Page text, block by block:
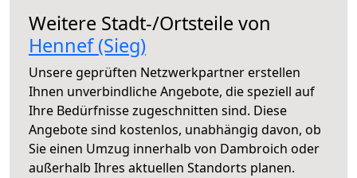
Weitere Stadt-/Ortsteile von
Hennef (Sieg)
Unsere geprüften Netzwerkpartner erstellen
Ihnen unverbindliche Angebote, die speziell auf
Ihre Bedürfnisse zugeschnitten sind. Diese
Angebote sind kostenlos, unabhängig davon, ob
Sie einen Umzug innerhalb von Dambroich oder
außerhalb Ihres aktuellen Standorts planen.